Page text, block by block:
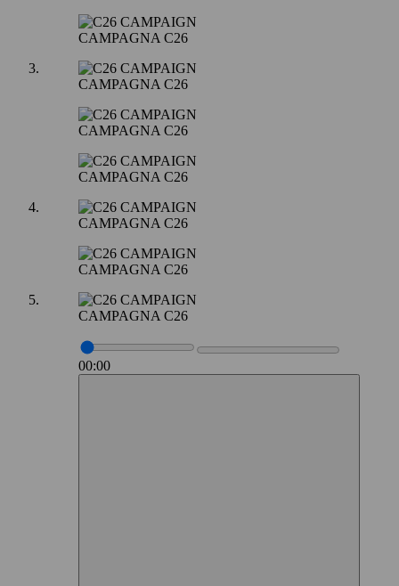
CAMPAGNA C26
CAMPAGNA C26
CAMPAGNA C26
CAMPAGNA C26
CAMPAGNA C26
CAMPAGNA C26
CAMPAGNA C26
00:00